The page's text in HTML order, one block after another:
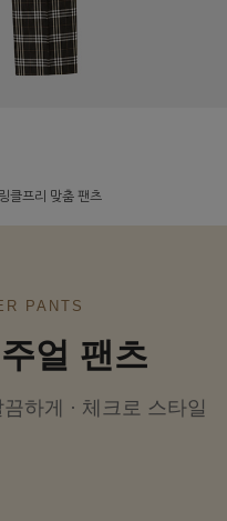
PANTS
얼 팬츠
하게 · 체크로 스타일